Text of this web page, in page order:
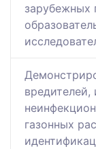
зарубежных
газонных